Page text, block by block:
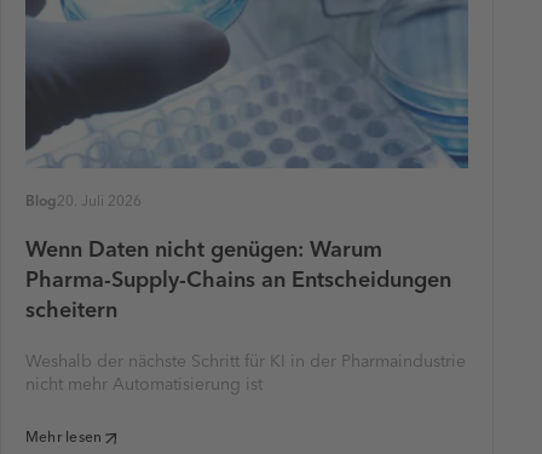
Blog20. Juli 2026
Wenn Daten nicht genügen: Warum
Pharma-Supply-Chains an Entscheidungen
scheitern
Weshalb der nächste Schritt für KI in der Pharmaindustrie
nicht mehr Automatisierung ist
Mehr lesen